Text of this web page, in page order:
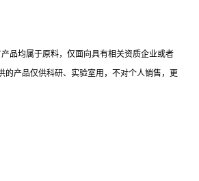
品均属于原料，仅面向具有相关资质企业或者
的产品仅供科研、实验室用，不对个人销售，更